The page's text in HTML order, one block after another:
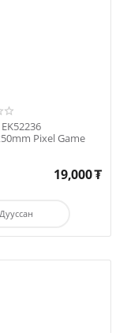
Pixel Game
19,000₮
Дууссан